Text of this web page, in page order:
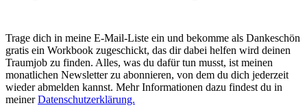
Trage dich in meine E-Mail-Liste ein und bekomme als Dankeschön
gratis ein Workbook zugeschickt, das dir dabei helfen wird deinen
Traumjob zu finden. Alles, was du dafür tun musst, ist meinen
monatlichen Newsletter zu abonnieren, von dem du dich jederzeit
wieder abmelden kannst. Mehr Informationen dazu findest du in
meinerDatenschutzerklärung.